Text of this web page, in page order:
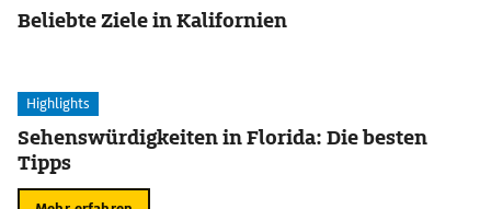
Beliebte Ziele in Kalifornien
Highlights
Sehenswürdigkeiten in Florida: Die besten
Tipps